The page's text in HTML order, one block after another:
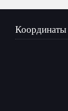
Координаты